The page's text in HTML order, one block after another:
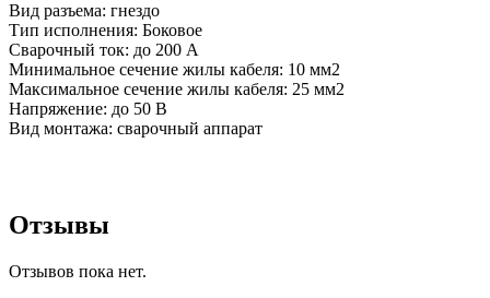
Вид разъема: гнездо
Тип исполнения: Боковое
Сварочный ток: до 200 А
Минимальное сечение жилы кабеля: 10 мм2
Максимальное сечение жилы кабеля: 25 мм2
Напряжение: до 50 В
Вид монтажа: сварочный аппарат
Отзывы
Отзывов пока нет.